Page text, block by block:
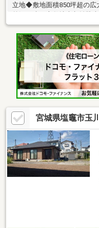
立地◆敷地面積850坪超の広
246万円◆アウトドアリビ
贅沢な庭園【上場企業グル
お客様目線のお付き合いを
ずお伝えいたします。まず
る】ボタンから！気軽に予
ら！電話で相談→フリーダ
宮城県塩竈市玉